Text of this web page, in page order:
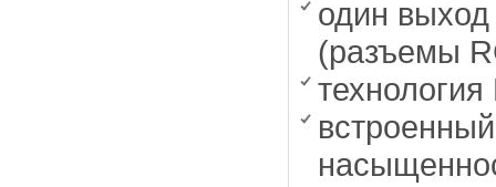
один выход
(разъемы